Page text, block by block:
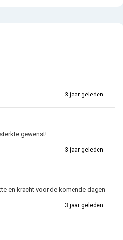
3 jaar geleden
gewenst!
3 jaar geleden
en kracht voor de komende dagen
3 jaar geleden